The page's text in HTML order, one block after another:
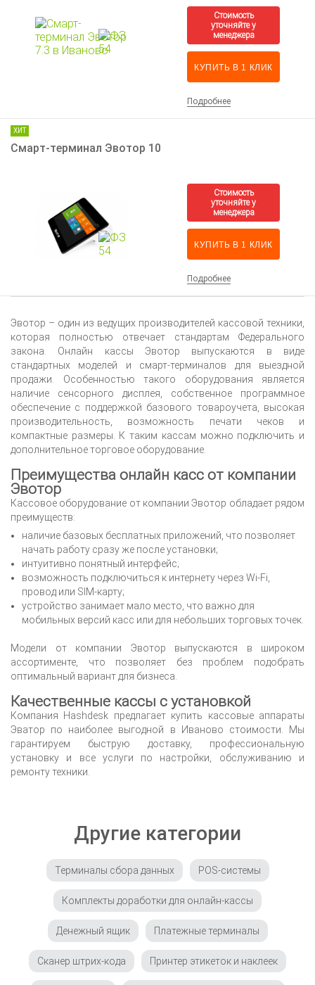
КУПИТЬ В 1 КЛИК
Подробнее
ХИТ
Смарт-терминал Эвотор 10
КУПИТЬ В 1 КЛИК
Подробнее
Эвотор – один из ведущих производителей кассовой техники,
которая полностью отвечает стандартам Федерального
закона. Онлайн кассы Эвотор выпускаются в виде
стандартных моделей и смарт-терминалов для выездной
продажи. Особенностью такого оборудования является
наличие сенсорного дисплея, собственное программное
обеспечение с поддержкой базового товароучета, высокая
производительность, возможность печати чеков и
компактные размеры. К таким кассам можно подключить и
дополнительное торговое оборудование.
Преимущества онлайн касс от компании
Эвотор
Кассовое оборудование от компании Эвотор обладает рядом
преимуществ:
наличие базовых бесплатных приложений, что позволяет
начать работу сразу же после установки;
интуитивно понятный интерфейс;
возможность подключиться к интернету через Wi-Fi,
провод или SIM-карту;
устройство занимает мало место, что важно для
мобильных версий касс или для небольших торговых точек.
Модели от компании Эвотор выпускаются в широком
ассортименте, что позволяет без проблем подобрать
оптимальный вариант для бизнеса.
Качественные кассы с установкой
Компания Hashdesk предлагает купить кассовые аппараты
Эватор по наиболее выгодной в Иваново стоимости. Мы
гарантируем быструю доставку, профессиональную
установку и все услуги по настройки, обслуживанию и
ремонту техники.
Другие категории
Терминалы сбора данных POS-системы
Комплекты доработки для онлайн-кассы
Денежный ящик Платежные терминалы
Сканер штрих-кода Принтер этикеток и наклеек